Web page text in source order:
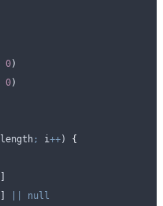
0)
0)
length ; i++) {
]
] null